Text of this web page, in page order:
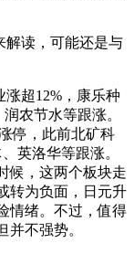
解读，可能还是与
超12%，康乐种
农节水等跟涨。
停，此前北矿科
英洛华等跟涨。
候，这两个板块走
转为负面，日元升
情绪。不过，值得
不强势。